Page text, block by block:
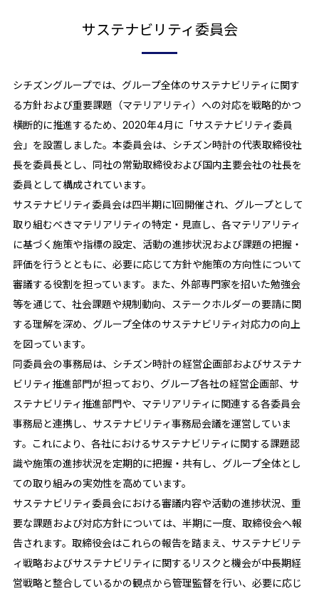
サステナビリティ委員会
シチズングループでは、グループ全体のサステナビリティに関す
る方針および重要課題（マテリアリティ）への対応を戦略的かつ
横断的に推進するため、2020年4月に「サステナビリティ委員
会」を設置しました。本委員会は、シチズン時計の代表取締役社
長を委員長とし、同社の常勤取締役および国内主要会社の社長を
委員として構成されています。
サステナビリティ委員会は四半期に1回開催され、グループとして
取り組むべきマテリアリティの特定・見直し、各マテリアリティ
に基づく施策や指標の設定、活動の進捗状況および課題の把握・
評価を行うとともに、必要に応じて方針や施策の方向性について
審議する役割を担っています。また、外部専門家を招いた勉強会
等を通じて、社会課題や規制動向、ステークホルダーの要請に関
する理解を深め、グループ全体のサステナビリティ対応力の向上
を図っています。
同委員会の事務局は、シチズン時計の経営企画部およびサステナ
ビリティ推進部門が担っており、グループ各社の経営企画部、サ
ステナビリティ推進部門や、マテリアリティに関連する各委員会
事務局と連携し、サステナビリティ事務局会議を運営していま
す。これにより、各社におけるサステナビリティに関する課題認
識や施策の進捗状況を定期的に把握・共有し、グループ全体とし
ての取り組みの実効性を高めています。
サステナビリティ委員会における審議内容や活動の進捗状況、重
要な課題および対応方針については、半期に一度、取締役会へ報
告されます。取締役会はこれらの報告を踏まえ、サステナビリテ
ィ戦略およびサステナビリティに関するリスクと機会が中長期経
営戦略と整合しているかの観点から管理監督を行い、必要に応じ